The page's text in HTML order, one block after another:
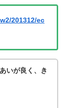
201312/ec
いが良く、き